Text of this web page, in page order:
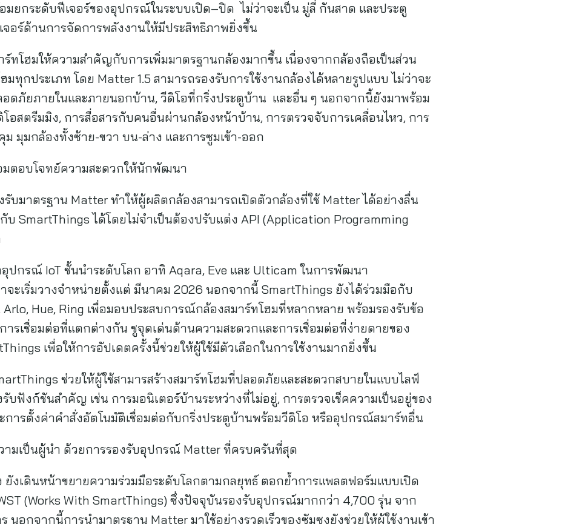
มยกระดับฟีเจอร์ของอุปกรณ์ในระบบเปิด–ปิด ไม่ว่าจะเป็น มู่ลี่ กันสาด และประตู
จอร์ด้านการจัดการพลังงานให้มีประสิทธิภาพยิ่งขึ้น
ทโฮมให้ความสำคัญกับการเพิ่มมาตรฐานกล้องมากขึ้น เนื่องจากกล้องถือเป็นส่วน
ทุกประเภท โดย Matter 1.5 สามารถรองรับการใช้งานกล้องได้หลายรูปแบบ ไม่ว่าจะ
ดภัยภายในและภายนอกบ้าน, วีดิโอที่กริ่งประตูบ้าน และอื่น ๆ นอกจากนี้ยังมาพร้อม
อสตรีมมิง, การสื่อสารกับคนอื่นผ่านกล้องหน้าบ้าน, การตรวจจับการเคลื่อนไหว, การ
ม มุมกล้องทั้งซ้าย-ขวา บน-ล่าง และการซูมเข้า-ออก
มตอบโจทย์ความสะดวกให้นักพัฒนา
รับมาตรฐาน Matter ทำให้ผู้ผลิตกล้องสามารถเปิดตัวกล้องที่ใช้ Matter ได้อย่างลื่น
บ SmartThings ได้โดยไม่จำเป็นต้องปรับแต่ง API (Application Programming
ปกรณ์ IoT ชั้นนำระดับโลก อาทิ Aqara, Eve และ Ulticam ในการพัฒนา
จะเริ่มวางจำหน่ายตั้งแต่ มีนาคม 2026 นอกจากนี้ SmartThings ยังได้ร่วมมือกับ
Arlo, Hue, Ring เพื่อมอบประสบการณ์กล้องสมาร์ทโฮมที่หลากหลาย พร้อมรองรับข้อ
ารเชื่อมต่อที่แตกต่างกัน ชูจุดเด่นด้านความสะดวกและการเชื่อมต่อที่ง่ายดายของ
เพื่อให้การอัปเดตครั้งนี้ช่วยให้ผู้ใช้มีตัวเลือกในการใช้งานมากยิ่งขึ้น
ช่วยให้ผู้ใช้สามารสร้างสมาร์ทโฮมที่ปลอดภัยและสะดวกสบายในแบบไลฟ์
รับฟังก์ชันสำคัญ เช่น การมอนิเตอร์บ้านระหว่างที่ไม่อยู่, การตรวจเช็คความเป็นอยู่ของ
การตั้งค่าคำสั่งอัตโนมัติเชื่อมต่อกับกริ่งประตูบ้านพร้อมวีดิโอ หรืออุปกรณ์สมาร์ทอื่น
ามเป็นผู้นำ ด้วยการรองรับอุปกรณ์ Matter ที่ครบครันที่สุด
ยังเดินหน้าขยายความร่วมมือระดับโลกตามกลยุทธ์ ตอกย้ำการแพลตฟอร์มแบบเปิด
(Works With SmartThings) ซึ่งปัจจุบันรองรับอุปกรณ์มากกว่า 4,700 รุ่น จาก
นอกจากนี้การนำมาตรฐาน Matter มาใช้อย่างรวดเร็วของซัมซุงยังช่วยให้ผู้ใช้งานเข้า